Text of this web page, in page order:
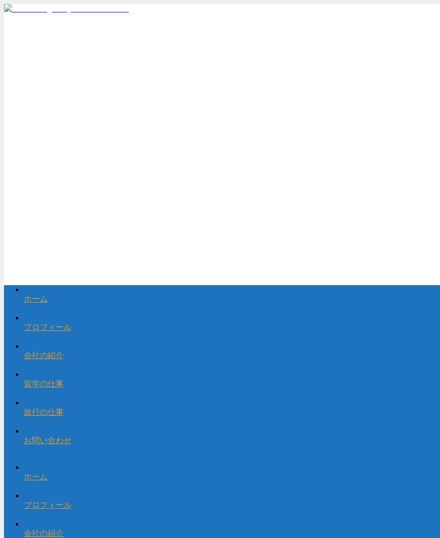
ホーム
プロフィール
会社の紹介
留学の仕事
旅行の仕事
お問い合わせ
ホーム
プロフィール
会社の紹介